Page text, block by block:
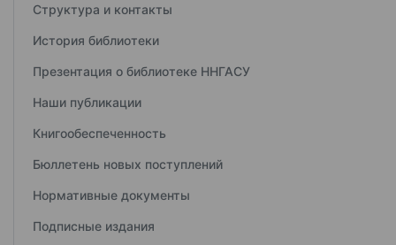
Структура и контакты
История библиотеки
Презентация о библиотеке ННГАСУ
Наши публикации
Книгообеспеченность
Бюллетень новых поступлений
Нормативные документы
Подписные издания